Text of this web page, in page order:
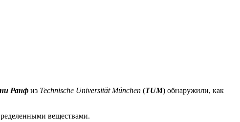
Ранф из Technische Universität München (TUM) обнаружили, как
веществами.